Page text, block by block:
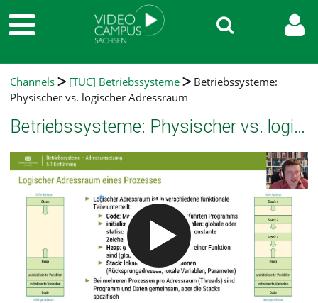
Channels [TUC] Betriebssysteme
Betriebssysteme:
Physischer vs. logischer Adressraum
Betriebssysteme: Physischer vs. logischer Adressraum